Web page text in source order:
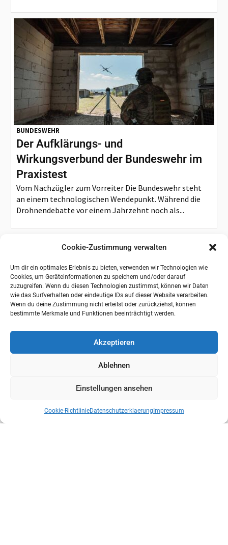
Cookie-Zustimmung verwalten
Um dir ein optimales Erlebnis zu bieten, verwenden wir Technologien wie
Cookies, um Geräteinformationen zu speichern und/oder darauf
zuzugreifen. Wenn du diesen Technologien zustimmst, können wir Daten
wie das Surfverhalten oder eindeutige IDs auf dieser Website verarbeiten.
Wenn du deine Zustimmung nicht erteilst oder zurückziehst, können
bestimmte Merkmale und Funktionen beeinträchtigt werden.
Akzeptieren
Ablehnen
Einstellungen ansehen
Cookie-RichtlinieDatenschutzerklaerung Impressum
BUNDESWEHR
Der Aufklärungs- und
Wirkungsverbund der Bundeswehr im
Praxistest
Vom Nachzügler zum Vorreiter Die Bundeswehr steht
an einem technologischen Wendepunkt. Während die
Drohnendebatte vor einem Jahrzehnt noch als...